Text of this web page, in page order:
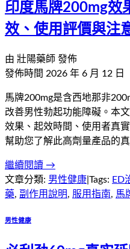
印度馬牌200mg效
效、使用評價與注
由 壯陽藥師 發佈
發佈時間 2026 年 6 月 12 日
馬牌200mg是含西地那非
改善男性勃起功能障礙。本
效果、起效時間、使用者真
幫助您了解此高劑量產品的
繼續閱讀 →
文章分類: 男性健康 Tags: ED
藥, 副作用說明, 服用指南, 馬
男性健康